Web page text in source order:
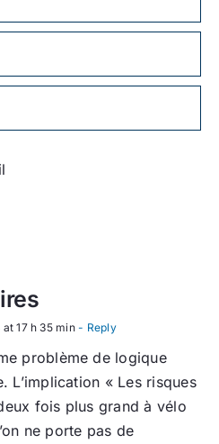
at 17 h 35 min- Reply
problème de logique
L’implication « Les risques
fois plus grand à vélo
ne porte pas de